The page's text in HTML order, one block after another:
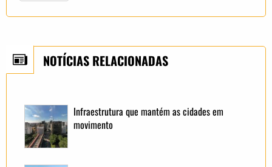
NOTÍCIAS RELACIONADAS
Infraestrutura que mantém as cidades em
movimento